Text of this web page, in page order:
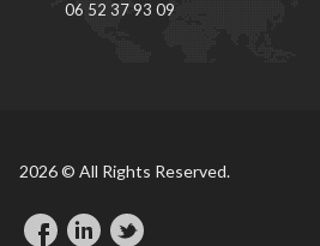
06 52 37 93 09
2026 © All Rights Reserved.